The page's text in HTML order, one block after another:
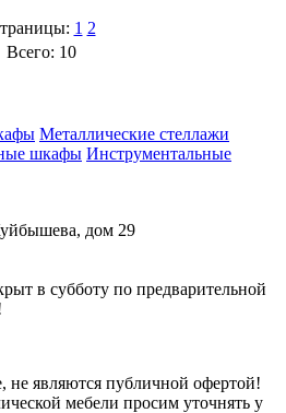
1 2
Всего: 10
Металлические стеллажи
шкафы Инструментальные
дом 29
в субботу по предварительной
не являются публичной офертой!
мебели просим уточнять у